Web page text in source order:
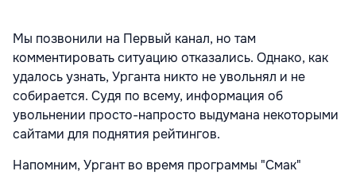
Мы позвонили на Первый канал, но там
комментировать ситуацию отказались. Однако, как
удалось узнать, Урганта никто не увольнял и не
собирается. Судя по всему, информация об
увольнении просто-напросто выдумана некоторыми
сайтами для поднятия рейтингов.
Напомним, Ургант во время программы "Смак"